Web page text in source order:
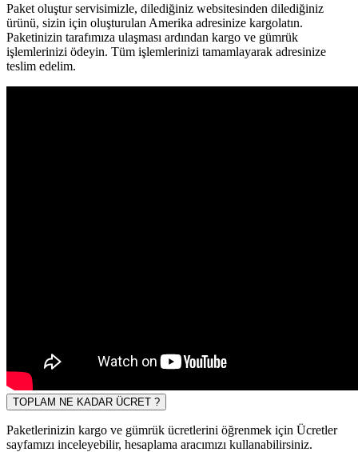
Paket oluştur servisimizle, dilediğiniz websitesinden dilediğiniz
ürünü, sizin için oluşturulan Amerika adresinize kargolatın.
Paketinizin tarafımıza ulaşması ardından kargo ve gümrük
işlemlerinizi ödeyin. Tüm işlemlerinizi tamamlayarak adresinize
teslim edelim.
TOPLAM NE KADAR ÜCRET ?
Paketlerinizin kargo ve gümrük ücretlerini öğrenmek için Ücretler
sayfamızı inceleyebilir, hesaplama aracımızı kullanabilirsiniz.